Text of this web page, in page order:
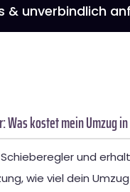
& unverbindlich
Was kostet mein Umzug
und
wie viel dein